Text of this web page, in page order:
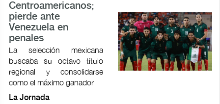
Centroamericanos;
pierde ante
Venezuela en
penales
La selección mexicana
buscaba su octavo título
regional y consolidarse
como el máximo ganador
La Jornada